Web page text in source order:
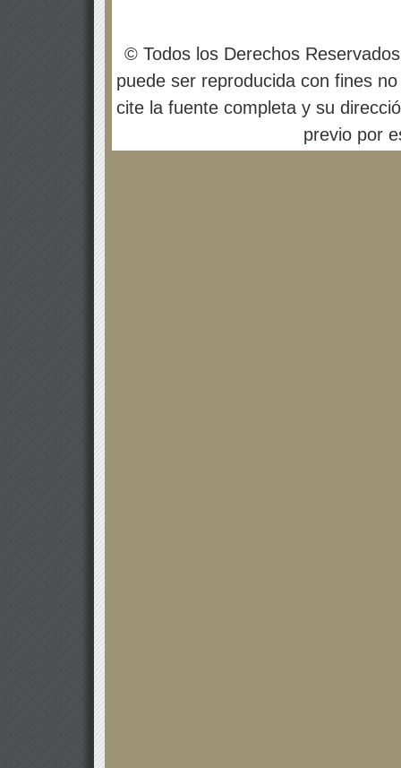
© Todos los Derechos
puede ser reproducida con fines
cite la fuente completa y su
previo por